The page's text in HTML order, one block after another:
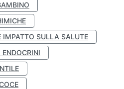
IMPATTO SULLA SALUTE
ENDOCRINI